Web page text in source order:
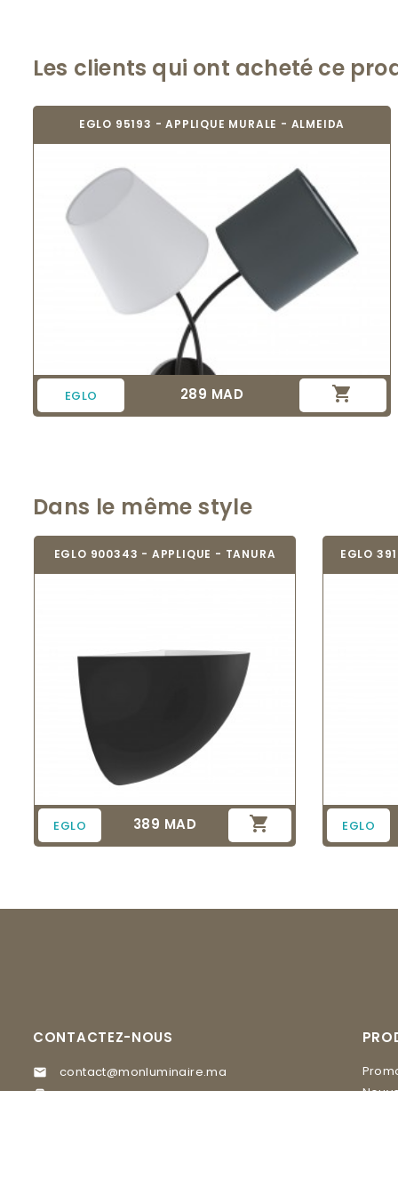
Les clients qui ont acheté ce
EGLO 95193 - APPLIQUE MURALE - ALMEIDA
EGLO Prix
289 MAD 
Dans le même style
EGLO 900343 - APPLIQUE - TANURA
EGLO Prix
389 MAD 
EGLO
EGLO
CONTACTEZ-NOUS
 contact@monluminaire.ma

05 37 67 02 62